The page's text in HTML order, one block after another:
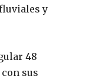
y
48
sus